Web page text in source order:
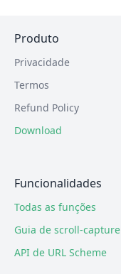
Produto
Privacidade
Termos
Refund Policy
Download
Funcionalidades
Todas as funções
Guia de scroll-capture
API de URL Scheme